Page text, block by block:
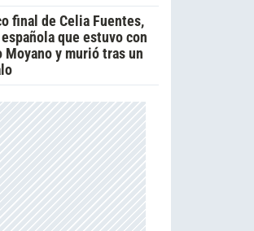
final de Celia Fuentes,
española que estuvo con
Moyano y murió tras un